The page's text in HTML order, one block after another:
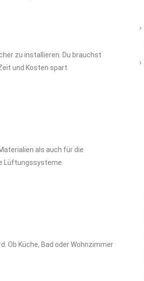
zu installieren. Du brauchst
und Kosten spart.
als auch für die
Lüftungssysteme.
Ob Küche, Bad oder Wohnzimmer